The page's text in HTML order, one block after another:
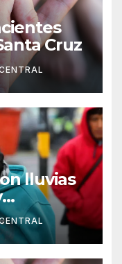
Cruz
lluvias
en el